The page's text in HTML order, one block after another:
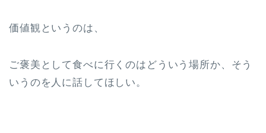
価値観というのは、
ご褒美として食べに行くのはどういう場所か、そう
いうのを人に話してほしい。